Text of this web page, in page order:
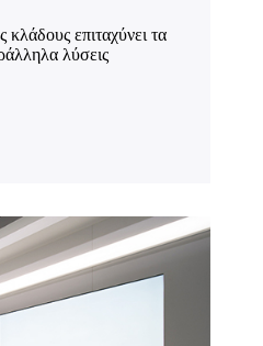
επιταχύνει τα
λύσεις